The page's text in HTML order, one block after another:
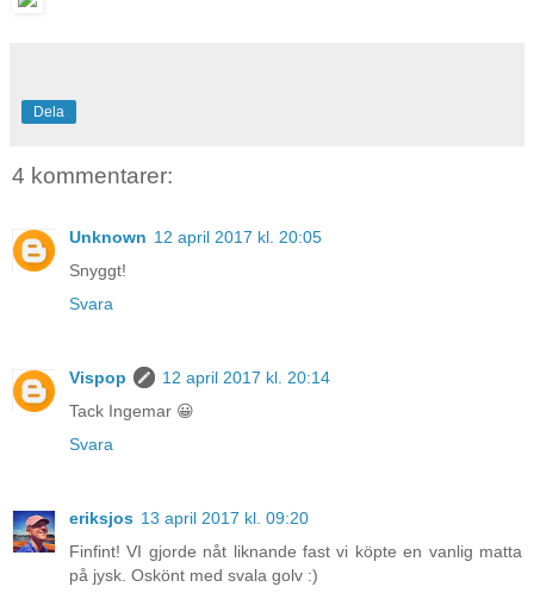
Dela
4 kommentarer:
Unknown 12 april 2017 kl. 20:05
Snyggt!
Svara
Vispop
12 april 2017 kl. 20:14
Tack Ingemar 😀
Svara
eriksjos 13 april 2017 kl. 09:20
Finfint! VI gjorde nåt liknande fast vi köpte en vanlig matta
på jysk. Oskönt med svala golv :)